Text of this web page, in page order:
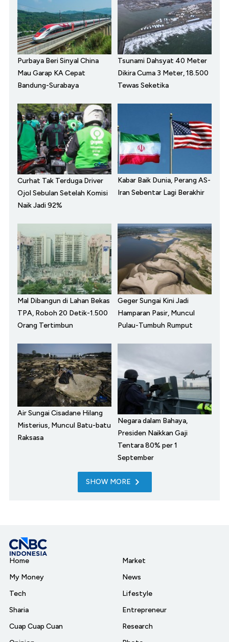
Purbaya Beri Sinyal China
Mau Garap KA Cepat
Bandung-Surabaya
Tsunami Dahsyat 40 Meter
Dikira Cuma 3 Meter, 18.500
Tewas Seketika
Curhat Tak Terduga Driver
Ojol Sebulan Setelah Komisi
Naik Jadi 92%
Kabar Baik Dunia, Perang AS-
Iran Sebentar Lagi Berakhir
Mal Dibangun di Lahan Bekas
TPA, Roboh 20 Detik-1.500
Orang Tertimbun
Geger Sungai Kini Jadi
Hamparan Pasir, Muncul
Pulau-Tumbuh Rumput
Air Sungai Cisadane Hilang
Misterius, Muncul Batu-batu
Raksasa
Negara dalam Bahaya,
Presiden Naikkan Gaji
Tentara 80% per 1
September
SHOW MORE
Home
My Money
Tech
Sharia
Cuap Cuap Cuan
Market
News
Lifestyle
Entrepreneur
Research